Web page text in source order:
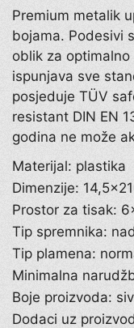
Premium metalik
bojama. Podesivi
oblik za
ispunjava sve
posjeduje TÜV
resistant DIN EN
godina ne može
Materijal: plastika
Dimenzije:
Prostor za tisak:
Tip spremnika:
Tip plamena:
Minimalna
Boje proizvoda:
Dodaci uz